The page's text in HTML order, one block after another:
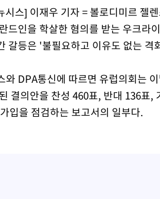
시스] 이재우 기자 = 볼로디미르 젤
드인을 학살한 혐의를 받는 우크라
갈등은 '불필요하고 이유도 없는
와 DPA통신에 따르면 유럽의회는
결의안을 찬성 460표, 반대 136표,
입을 점검하는 보고서의 일부다.